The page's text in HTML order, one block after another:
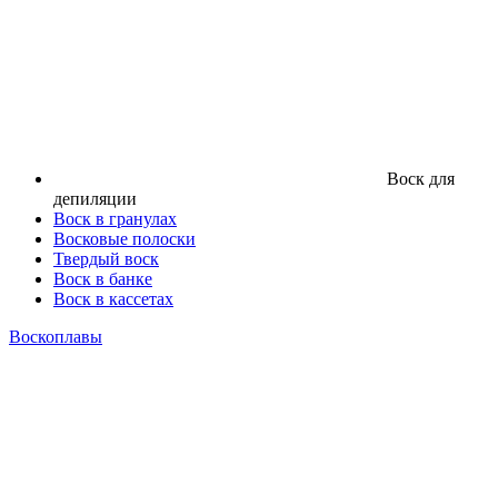
Воск для
депиляции
Воск в гранулах
Восковые полоски
Твердый воск
Воск в банке
Воск в кассетах
Воскоплавы